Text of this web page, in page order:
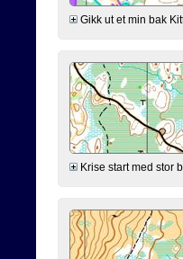
Gikk ut et min bak
Krise start med stor